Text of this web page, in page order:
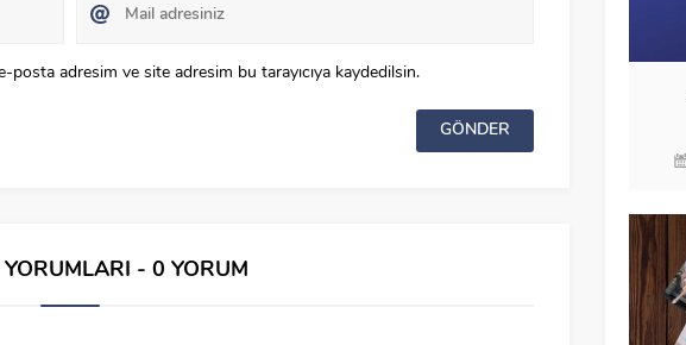
posta adresim ve site adresim bu tarayıcıya kaydedilsin.
YORUMLARI - 0 YORUM